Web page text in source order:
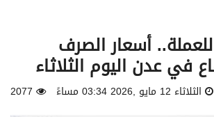
أسعار الصرف
في عدن اليوم الثلاثاء
الثلاثاء 12 مايو ,2026 03:34 مساءً 2077